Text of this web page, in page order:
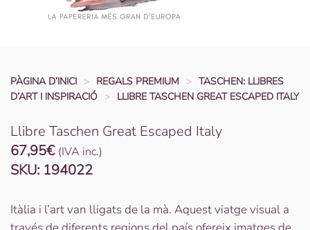
PÀGINA D’INICI REGALS PREMIUM
TASCHEN: LLIBRES
D’ART I INSPIRACIÓ
LLIBRE TASCHEN GREAT ESCAPED ITALY
Llibre Taschen Great Escaped Italy
67,95€ (IVA inc.)
SKU: 194022
Itàlia i l’art van lligats de la mà. Aquest viatge visual a